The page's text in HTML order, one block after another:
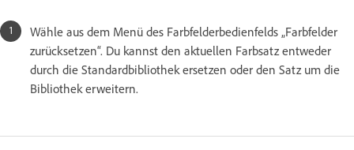
Wähle aus dem Menü des Farbfelderbedienfelds „Farbfelder
zurücksetzen“. Du kannst den aktuellen Farbsatz entweder
durch die Standardbibliothek ersetzen oder den Satz um die
Bibliothek erweitern.